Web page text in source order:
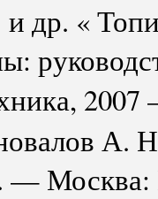
др. «
2007
А.
—